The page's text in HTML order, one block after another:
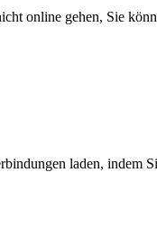
online gehen, Sie
laden, indem